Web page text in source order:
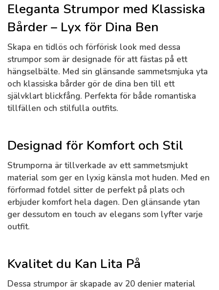
Eleganta Strumpor med Klassiska
Bårder – Lyx för Dina Ben
Skapa en tidlös och förförisk look med dessa
strumpor som är designade för att fästas på ett
hängselbälte. Med sin glänsande sammetsmjuka yta
och klassiska bårder gör de dina ben till ett
självklart blickfång. Perfekta för både romantiska
tillfällen och stilfulla outfits.
Designad för Komfort och Stil
Strumporna är tillverkade av ett sammetsmjukt
material som ger en lyxig känsla mot huden. Med en
förformad fotdel sitter de perfekt på plats och
erbjuder komfort hela dagen. Den glänsande ytan
ger dessutom en touch av elegans som lyfter varje
outfit.
Kvalitet du Kan Lita På
Dessa strumpor är skapade av 20 denier material